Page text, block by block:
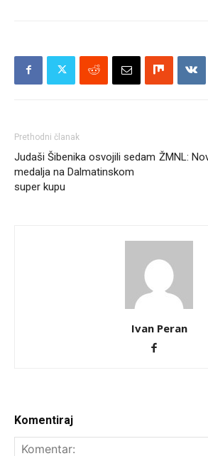
Prethodni članak
Judaši Šibenika osvojili sedam
medalja na Dalmatinskom
super kupu
ŽMNL:
Ivan Peran
Komentiraj